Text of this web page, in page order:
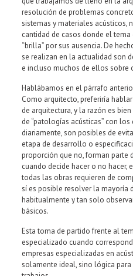
resolución de problemas
sistemas y materiales acústicos,
cantidad de casos donde el
“brilla” por sus ausencia. De
se realizan en la actualidad son
e incluso muchos de ellos sobre
Hablábamos en el párrafo
Como arquitecto, preferiría
de arquitectura, y la razón es
de “patologías acústicas” con
diariamente, son posibles de
etapa de desarrollo o
proporción que no, forman parte
cuando decide hacer o no hacer,
todas las obras requieren de
sí es posible resolver la mayoría
habitualmente y tan solo
básicos.
Esta toma de partido frente al
especializado cuando
empresas especializadas en
solamente ideal, sino lógica